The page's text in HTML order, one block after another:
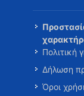
Πολιτική
Δήλωση
Όροι